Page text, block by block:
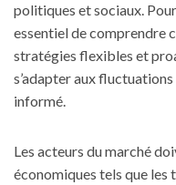
politiques et sociaux.
essentiel de comprendre
stratégies flexibles et
s’adapter aux
informé.
Les acteurs du marché
économiques tels que les